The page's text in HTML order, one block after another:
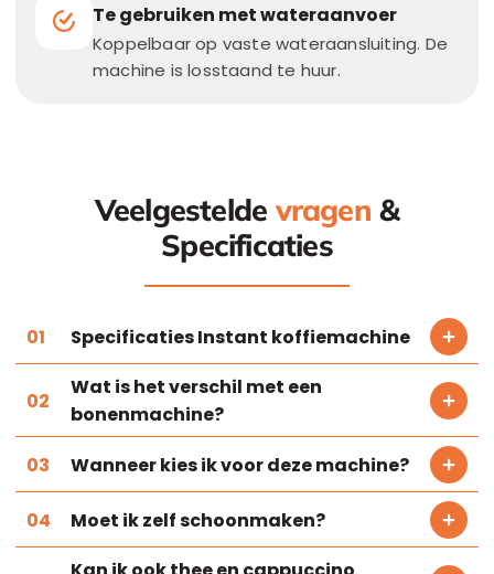
Te gebruiken met wateraanvoer
Koppelbaar op vaste wateraansluiting. De
machine is losstaand te huur.
Veelgestelde vragen &
Specificaties
Specificaties Instant koffiemachine
Wat is het verschil met een
bonenmachine?
Wanneer kies ik voor deze machine?
Moet ik zelf schoonmaken?